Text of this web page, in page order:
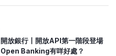
開放銀行〡開放API第一階段登場
Open Banking有咩好處？